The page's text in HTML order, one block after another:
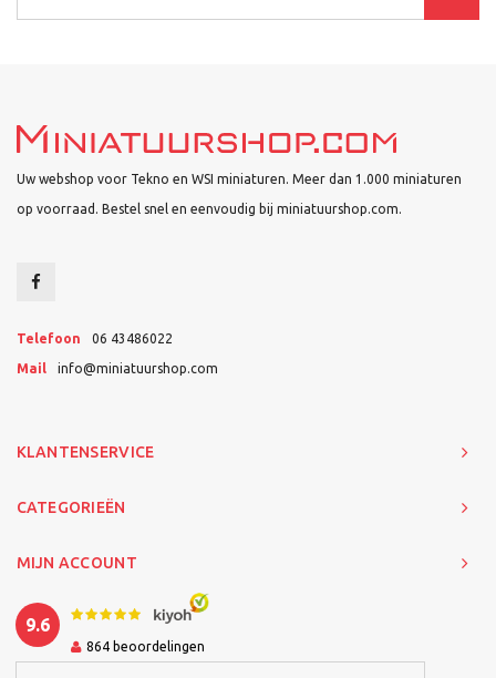
Uw webshop voor Tekno en WSI miniaturen. Meer dan 1.000 miniaturen
op voorraad. Bestel snel en eenvoudig bij miniatuurshop.com.
Telefoon 06 43486022
Mail info@miniatuurshop.com
KLANTENSERVICE
CATEGORIEËN
MIJN ACCOUNT
9.6
864 beoordelingen